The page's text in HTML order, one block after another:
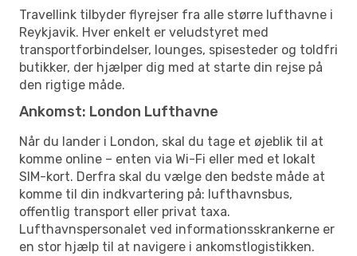
Travellink tilbyder flyrejser fra alle større lufthavne i
Reykjavik. Hver enkelt er veludstyret med
transportforbindelser, lounges, spisesteder og toldfri
butikker, der hjælper dig med at starte din rejse på
den rigtige måde.
Ankomst: London Lufthavne
Når du lander i London, skal du tage et øjeblik til at
komme online – enten via Wi-Fi eller med et lokalt
SIM-kort. Derfra skal du vælge den bedste måde at
komme til din indkvartering på: lufthavnsbus,
offentlig transport eller privat taxa.
Lufthavnspersonalet ved informationsskrankerne er
en stor hjælp til at navigere i ankomstlogistikken.